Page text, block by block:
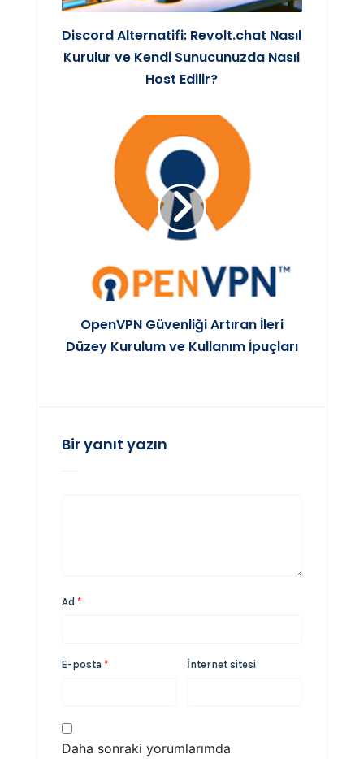
Discord Alternatifi: Revolt.chat Nasıl
Kurulur ve Kendi Sunucunuzda Nasıl
Host Edilir?
OpenVPN Güvenliği Artıran İleri
Düzey Kurulum ve Kullanım İpuçları
Bir yanıt yazın
Ad *
E-posta * İnternet sitesi
Daha sonraki yorumlarımda